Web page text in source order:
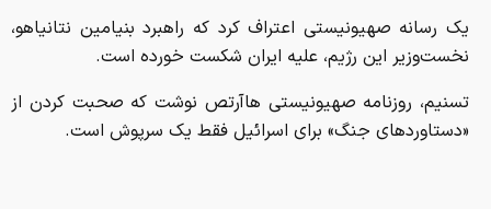
یک رسانه صهیونیستی اعتراف کرد که راهبرد بنیامین نتانیاهو،
نخست‌وزیر این رژیم، علیه ایران شکست خورده است.
تسنیم، روزنامه صهیونیستی هاآرتص نوشت که صحبت کردن از
«دستاوردهای جنگ» برای اسرائیل فقط یک سرپوش است.